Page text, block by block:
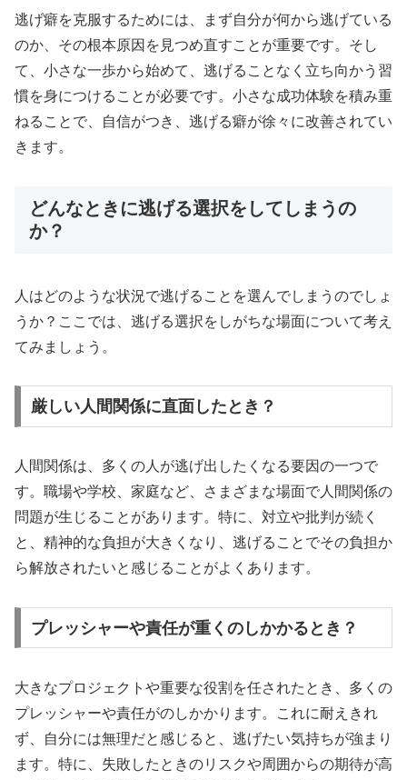
逃げ癖を克服するためには、まず自分が何から逃げている
のか、その根本原因を見つめ直すことが重要です。そし
て、小さな一歩から始めて、逃げることなく立ち向かう習
慣を身につけることが必要です。小さな成功体験を積み重
ねることで、自信がつき、逃げる癖が徐々に改善されてい
きます。
どんなときに逃げる選択をしてしまうの
か？
人はどのような状況で逃げることを選んでしまうのでしょ
うか？ここでは、逃げる選択をしがちな場面について考え
てみましょう。
厳しい人間関係に直面したとき？
人間関係は、多くの人が逃げ出したくなる要因の一つで
す。職場や学校、家庭など、さまざまな場面で人間関係の
問題が生じることがあります。特に、対立や批判が続く
と、精神的な負担が大きくなり、逃げることでその負担か
ら解放されたいと感じることがよくあります。
プレッシャーや責任が重くのしかかるとき？
大きなプロジェクトや重要な役割を任されたとき、多くの
プレッシャーや責任がのしかかります。これに耐えきれ
ず、自分には無理だと感じると、逃げたい気持ちが強まり
ます。特に、失敗したときのリスクや周囲からの期待が高